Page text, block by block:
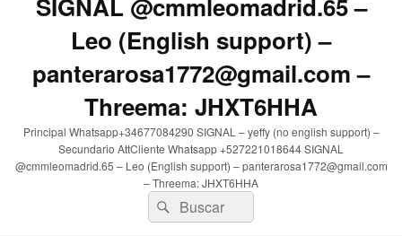
SIGNAL @cmmleomadrid.65 –
Leo (English support) –
panterarosa1772@gmail.com –
Threema: JHXT6HHA
Principal Whatsapp+34677084290 SIGNAL – yeffy (no english support) –
Secundario AttCliente Whatsapp +527221018644 SIGNAL
@cmmleomadrid.65 – Leo (English support) – panterarosa1772@gmail.com
– Threema: JHXT6HHA
Buscar
por:
Buscar